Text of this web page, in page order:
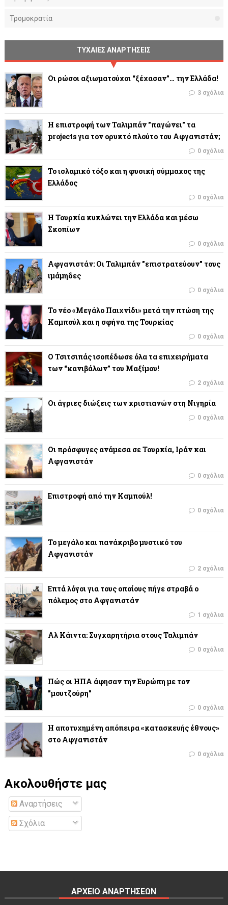
Τρομοκρατία
ΤΥΧΑΙΕΣ ΑΝΑΡΤΗΣΕΙΣ
Οι ρώσοι αξιωματούχοι “ξέχασαν”… την Ελλάδα!
3 σχόλια
Η επιστροφή των Ταλιμπάν "παγώνει" τα
projects για τον ορυκτό πλούτο του Αφγανιστάν;
0 σχόλια
Το ισλαμικό τόξο και η φυσική σύμμαχος της
Ελλάδος
0 σχόλια
Η Τουρκία κυκλώνει την Ελλάδα και μέσω
Σκοπίων
0 σχόλια
Αφγανιστάν: Οι Ταλιμπάν "επιστρατεύουν" τους
ιμάμηδες
0 σχόλια
Το νέο «Μεγάλο Παιχνίδι» μετά την πτώση της
Καμπούλ και η σφήνα της Τουρκίας
0 σχόλια
Ο Τσιτσιπάς ισοπέδωσε όλα τα επιχειρήματα
των “κανιβάλων” του Μαξίμου!
2 σχόλια
Οι άγριες διώξεις των χριστιανών στη Νιγηρία
0 σχόλια
Οι πρόσφυγες ανάμεσα σε Τουρκία, Ιράν και
Αφγανιστάν
0 σχόλια
Επιστροφή από την Καμπούλ!
0 σχόλια
Το μεγάλο και πανάκριβο μυστικό του
Αφγανιστάν
2 σχόλια
Επτά λόγοι για τους οποίους πήγε στραβά ο
πόλεμος στο Αφγανιστάν
1 σχόλια
Αλ Κάιντα: Συγχαρητήρια στους Ταλιμπάν
0 σχόλια
Πώς οι ΗΠΑ άφησαν την Ευρώπη με τον
"μουτζούρη"
0 σχόλια
Η αποτυχημένη απόπειρα «κατασκευής έθνους»
στο Αφγανιστάν
0 σχόλια
Ακολουθήστε μας
Αναρτήσεις
Σχόλια
ΑΡΧΕΙΟ ΑΝΑΡΤΗΣΕΩΝ